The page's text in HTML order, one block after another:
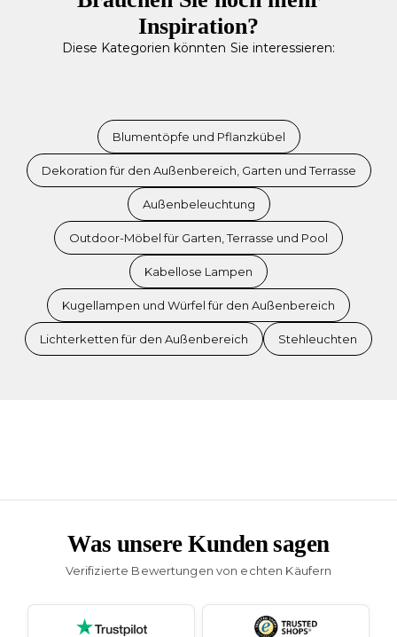
Inspiration?
Diese Kategorien könnten Sie interessieren:
Blumentöpfe und Pflanzkübel
Dekoration für den Außenbereich, Garten und Terrasse
Außenbeleuchtung
Outdoor-Möbel für Garten, Terrasse und Pool
Kabellose Lampen
Kugellampen und Würfel für den Außenbereich
Lichterketten für den Außenbereich Stehleuchten
Was unsere Kunden sagen
Verifizierte Bewertungen von echten Käufern